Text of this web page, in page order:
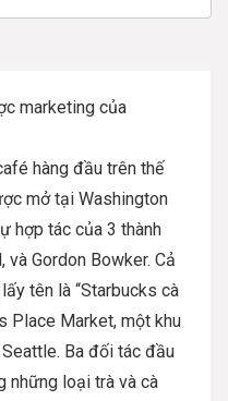
marketing của
hàng đầu trên thế
mở tại Washington
hợp tác của 3 thành
Gordon Bowker. Cả
tên là “Starbucks cà
Place Market, một khu
Ba đối tác đầu
những loại trà và cà